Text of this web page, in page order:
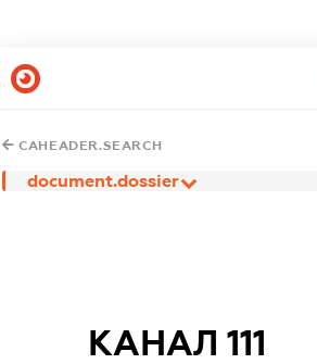
CAHEADER.SEARCH
document.dossier
КАНАЛ 111